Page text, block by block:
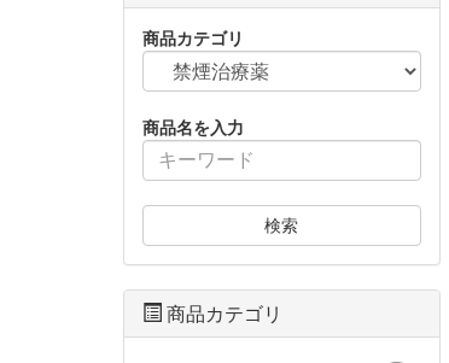
商品カテゴリ
商品名を入力
検索
商品カテゴリ